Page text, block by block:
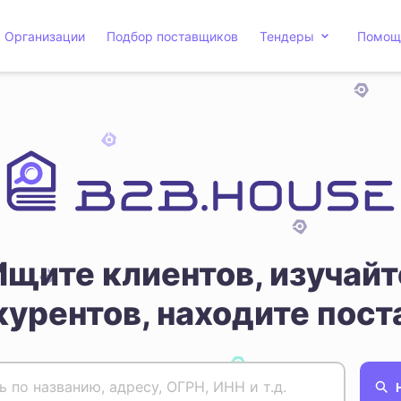
Организации Подбор поставщиков Тендеры
клиентов,
находите